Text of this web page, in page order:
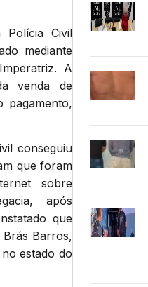
Polícia Civil
mediante
A
venda de
pagamento,
conseguiu
que foram
sobre
após
que
Barros,
estado do